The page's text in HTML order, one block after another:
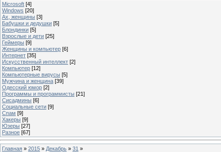
Microsoft [4]
Windows [20]
Ах, женщины [3]
Бабушки и дедушки [5]
Блондинки [5]
Взрослые и дети [25]
Геймеры [9]
Женщины и компьютер [6]
Интернет [35]
Искусственный интеллект [2]
Компьютер [12]
Компьютерные вирусы [5]
Мужчина и женщина [39]
Одесский юмор [2]
Программы и программисты [21]
Сисадмины [6]
Социальные сети [9]
Спам [9]
Хакеры [9]
Юзеры [27]
Разное [67]
Главная » 2015 » Декабрь » 31 »